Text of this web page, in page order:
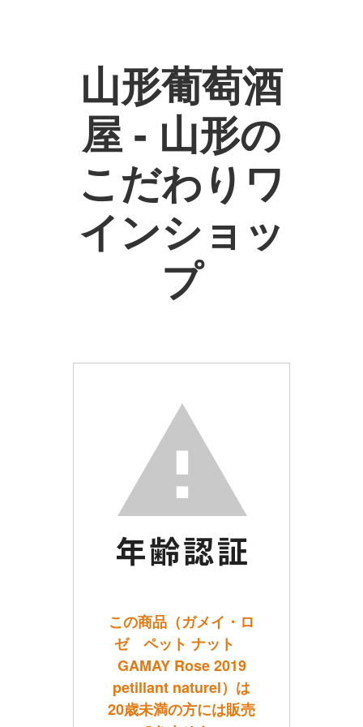
山形葡萄酒
屋 - 山形の
こだわりワ
インショッ
プ
この商品（ガメイ・ロ
ゼ ペット ナット
GAMAY Rose 2019
petillant naturel）は
20歳未満の方には販売